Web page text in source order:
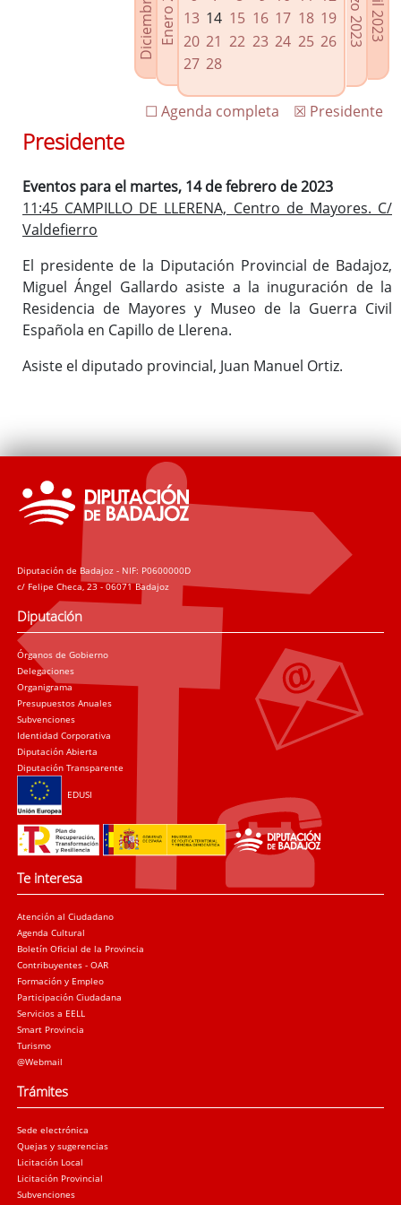
Agenda de Presidencia
Plenos provinciales y Juntas de gobierno
Oficina de Proyectos Europeos
13 14 15 16 17 18 19
20 21 22 23 24 25 26
27 28
☒ Presidente
☐ Agenda completa
Presidente
Eventos para el martes, 14 de febrero de 2023
11:45 CAMPILLO DE LLERENA, Centro de Mayores. C/
Valdefierro
El presidente de la Diputación Provincial de Badajoz,
Miguel Ángel Gallardo asiste a la inuguración de la
Residencia de Mayores y Museo de la Guerra Civil
Española en Capillo de Llerena.
Asiste el diputado provincial, Juan Manuel Ortiz.
Diputación de Badajoz - NIF: P0600000D
c/ Felipe Checa, 23 - 06071 Badajoz
Diputación
Órganos de Gobierno
Delegaciones
Organigrama
Presupuestos Anuales
Subvenciones
Identidad Corporativa
Diputación Abierta
Diputación Transparente
EDUSI
Te interesa
Atención al Ciudadano
Agenda Cultural
Boletín Oficial de la Provincia
Contribuyentes - OAR
Formación y Empleo
Participación Ciudadana
Servicios a EELL
Smart Provincia
Turismo
@Webmail
Trámites
Sede electrónica
Quejas y sugerencias
Licitación Local
Licitación Provincial
Subvenciones